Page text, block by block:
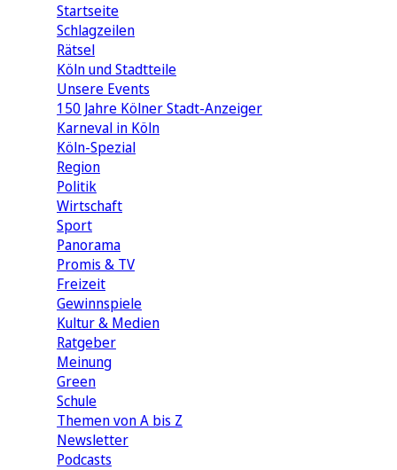
Startseite
Schlagzeilen
Rätsel
Köln und Stadtteile
Unsere Events
150 Jahre Kölner Stadt-Anzeiger
Karneval in Köln
Köln-Spezial
Region
Politik
Wirtschaft
Sport
Panorama
Promis & TV
Freizeit
Gewinnspiele
Kultur & Medien
Ratgeber
Meinung
Green
Schule
Themen von A bis Z
Newsletter
Podcasts